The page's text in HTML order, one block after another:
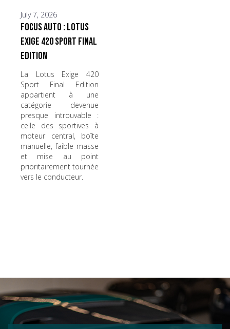
July 7, 2026
Focus Auto : Lotus
Exige 420 Sport Final
Edition
La Lotus Exige 420
Sport Final Edition
appartient à une
catégorie devenue
presque introuvable :
celle des sportives à
moteur central, boîte
manuelle, faible masse
et mise au point
prioritairement tournée
vers le conducteur.